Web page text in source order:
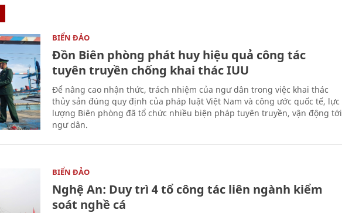
BIỂN ĐẢO
Đồn Biên phòng phát huy hiệu quả công tác
tuyên truyền chống khai thác IUU
Để nâng cao nhận thức, trách nhiệm của ngư dân trong việc khai thác
thủy sản đúng quy định của pháp luật Việt Nam và công ước quốc tế, lực
lượng Biên phòng đã tổ chức nhiều biện pháp tuyên truyền, vận động tới
ngư dân.
BIỂN ĐẢO
Nghệ An: Duy trì 4 tổ công tác liên ngành kiểm
soát nghề cá